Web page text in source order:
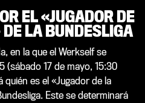
EL «JUGADOR DE
LA BUNDESLIGA
en la que el Werkself se
(sábado 17 de mayo, 15:30
quién es el «Jugador de la
Este se determinará